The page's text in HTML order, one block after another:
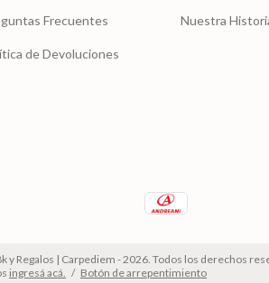
Frecuentes
de Devoluciones
Nuestra
y Regalos | Carpediem - 2026. Todos los derechos
ingresá acá. / Botón de arrepentimiento